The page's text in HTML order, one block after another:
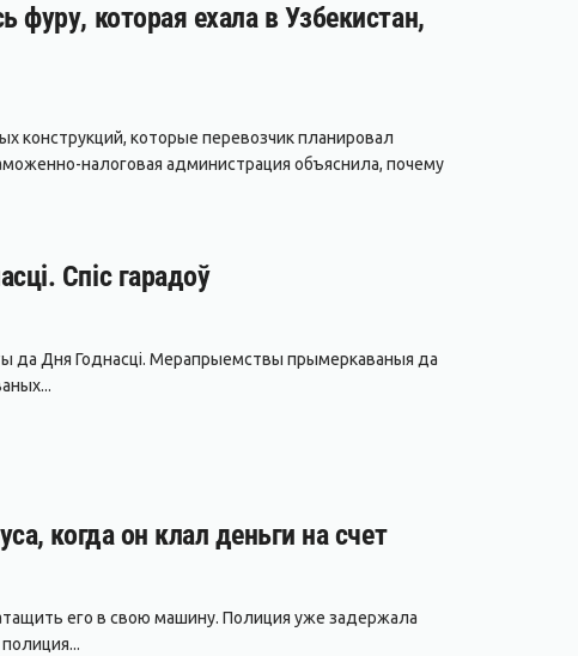
которая ехала в Узбекистан,
конструкций, которые перевозчик планировал
налоговая администрация объяснила, почему
Спіс гарадоў
да Дня Годнасці. Мерапрыемствы прымеркаваныя да
когда он клал деньги на счет
его в свою машину. Полиция уже задержала